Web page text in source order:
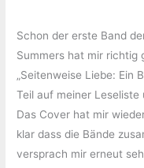
Schon der erste Band
Summers hat mir richtig
„Seitenweise Liebe: Ein
Teil auf meiner
Das Cover hat mir
klar dass die Bände
versprach mir erneut